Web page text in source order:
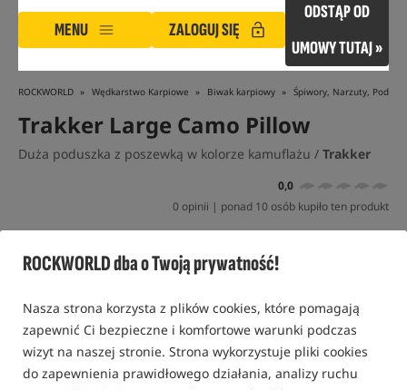
ROCKWORLD dba o Twoją prywatność!
Nasza strona korzysta z plików cookies, które pomagają
zapewnić Ci bezpieczne i komfortowe warunki podczas
wizyt na naszej stronie. Strona wykorzystuje pliki cookies
do zapewnienia prawidłowego działania, analizy ruchu
MENU ZALOGUJ SIĘ
ODSTĄP OD
UMOWY TUTAJ »
ROCKWORLD Wędkarstwo Karpiowe Biwak karpiowy Śpiwory, Narzuty,
Trakker Large Camo Pillow
Duża poduszka z poszewką w kolorze kamuflażu / Trakker
0,0
0 opinii | ponad 10 osób kupiło ten produkt